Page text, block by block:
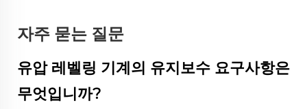
자주 묻는 질문
유압 레벨링 기계의 유지보수 요구사항은
무엇입니까?